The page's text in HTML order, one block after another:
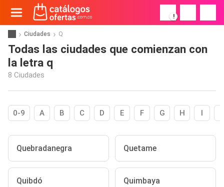
!
Ciudades Q
Todas las ciudades que comienzan con
la letra q
8 Ciudades
0-9 A B C D E F G H I
Quebradanegra Quetame
Quibdó Quimbaya